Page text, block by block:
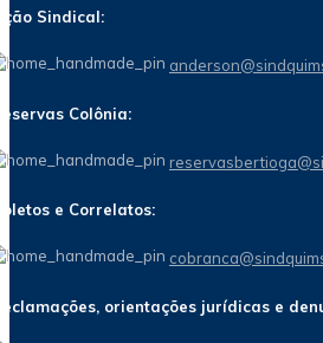
Sindical:
Colônia:
e Correlatos:
orientações jurídicas e